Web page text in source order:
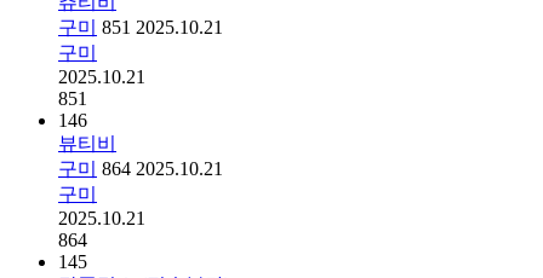
구미
851 2025.10.21
구미
2025.10.21
851
146
뷰티비
구미
864 2025.10.21
구미
2025.10.21
864
145